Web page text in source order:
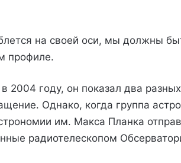
на своей оси, мы должны
профиле.
2004 году, он показал два
Однако, когда группа
им. Макса Планка
радиотелескопом